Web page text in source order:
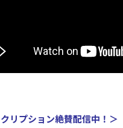
リプション絶賛配信中！＞